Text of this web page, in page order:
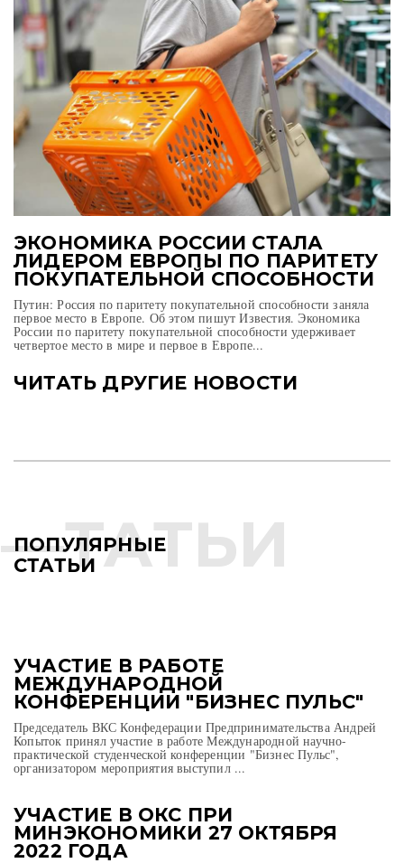
ЭКОНОМИКА РОССИИ СТАЛА
ЛИДЕРОМ ЕВРОПЫ ПО ПАРИТЕТУ
ПОКУПАТЕЛЬНОЙ СПОСОБНОСТИ
Путин: Россия по паритету покупательной способности заняла
первое место в Европе. Об этом пишут Известия. Экономика
России по паритету покупательной способности удерживает
четвертое место в мире и первое в Европе...
ЧИТАТЬ ДРУГИЕ НОВОСТИ
ПОПУЛЯРНЫЕ
СТАТЬИ
УЧАСТИЕ В РАБОТЕ
МЕЖДУНАРОДНОЙ
КОНФЕРЕНЦИИ "БИЗНЕС ПУЛЬС"
Председатель ВКС Конфедерации Предпринимательства Андрей
Копыток принял участие в работе Международной научно-
практической студенческой конференции "Бизнес Пульс",
организатором мероприятия выступил ...
УЧАСТИЕ В ОКС ПРИ
МИНЭКОНОМИКИ 27 ОКТЯБРЯ
2022 ГОДА